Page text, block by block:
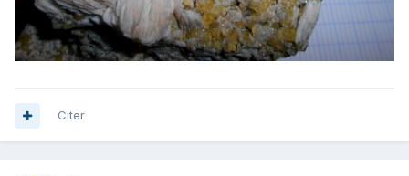
Citer